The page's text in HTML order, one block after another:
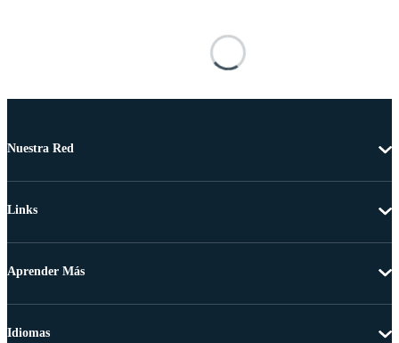
Nuestra Red
Links
Aprender Más
Idiomas